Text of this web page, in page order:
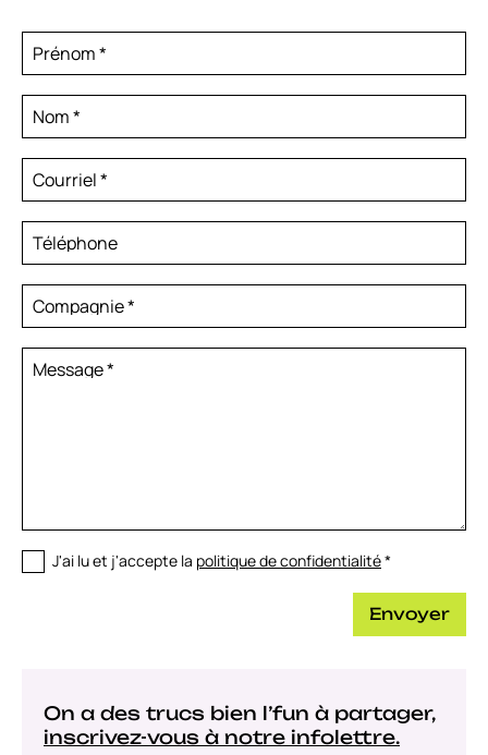
Prénom*
Nom*
Courriel*
Téléphone
Compagnie*
Message*
J'ai lu et j'accepte la politique de confidentialité*
Envoyer
On a des trucs bien l’fun à partager,
inscrivez-vous à notre infolettre.